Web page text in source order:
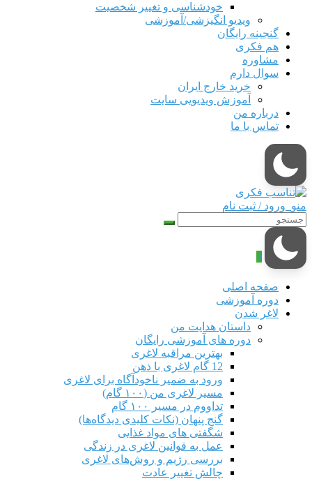
خودشناسی و تغییر شخصیت
ویدیو انگیزشی/آموزشی
گنجینه رایگان
هم‌ فکری
مشاوره
سوال دارم
خرید خارج ایران
آموزش ویدیویی سایت
درباره من
تماس با ما
منو ورود / ثبت نام
0
صفحه اصلی
دوره‌ آموزشی
لاغر شدن
داستان هدایت من
دوره های آموزشی رایگان
بهترین مراقبه لاغری
12 گام لاغری با ذهن
ورود به ضمیر ناخودآگاه برای لاغری
مسیر لاغری من (۱۰۰ گام)
تداووم در مسیر ۱۰۰ گام
گنج پنهان (نکات کلیدی دیدگاه‌ها)
شگفتی های مواد غذایی
عمل به قوانین لاغری در زندگی
بررسی رژیم‌ و روش‌های لاغری
چالش تغییر عادت